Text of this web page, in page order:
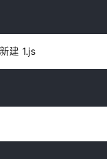
建 1.js